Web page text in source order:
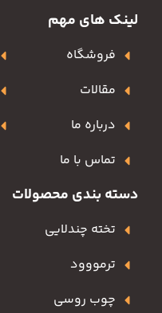
لینک های مهم
فروشگاه
مقالات
درباره ما
تماس با ما
دسته بندی محصولات
تخته چندلایی
ترمووود
چوب روسی